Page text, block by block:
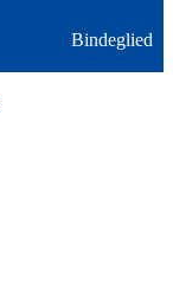
Bindeglied